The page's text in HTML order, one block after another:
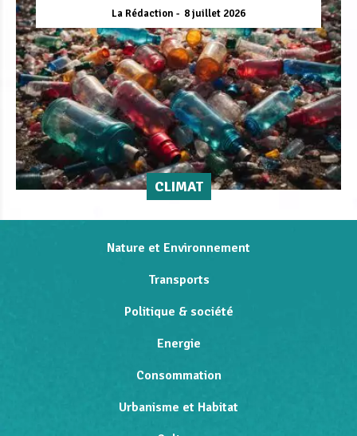
La Rédaction 8 juillet 2026
CLIMAT
Nature et Environnement
Transports
Politique & société
Energie
Consommation
Urbanisme et Habitat